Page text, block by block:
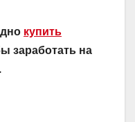
купить
заработать на
.